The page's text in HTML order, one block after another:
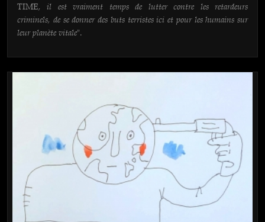
TIME, il est vraiment temps de lutter contre les retardeurs
criminels, de se donner des buts terristes ici et pour les humains sur
leur planète vitale".